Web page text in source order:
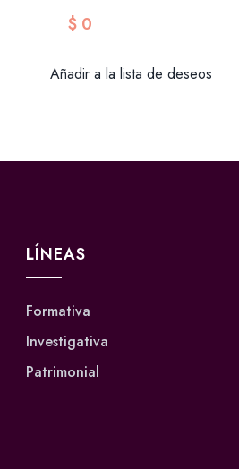
$0
Añadir a la lista de deseos
LÍNEAS
Formativa
Investigativa
Patrimonial